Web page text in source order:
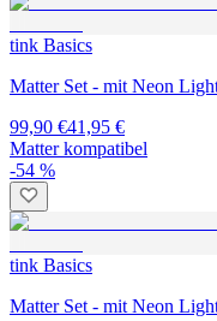
tink Basics
Matter Set - mit Neon
99,90 €41,95 €
Matter kompatibel
-54 %
tink Basics
Matter Set - mit Neon